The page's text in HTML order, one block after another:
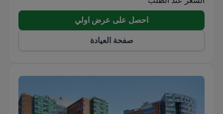
احصل على عرض اولي
صفحة العيادة